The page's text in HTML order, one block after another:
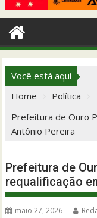
Você está aqui
Home
Política
Prefeitura de Ouro
Antônio Pereira
Prefeitura de
requalificação
maio 27, 2026